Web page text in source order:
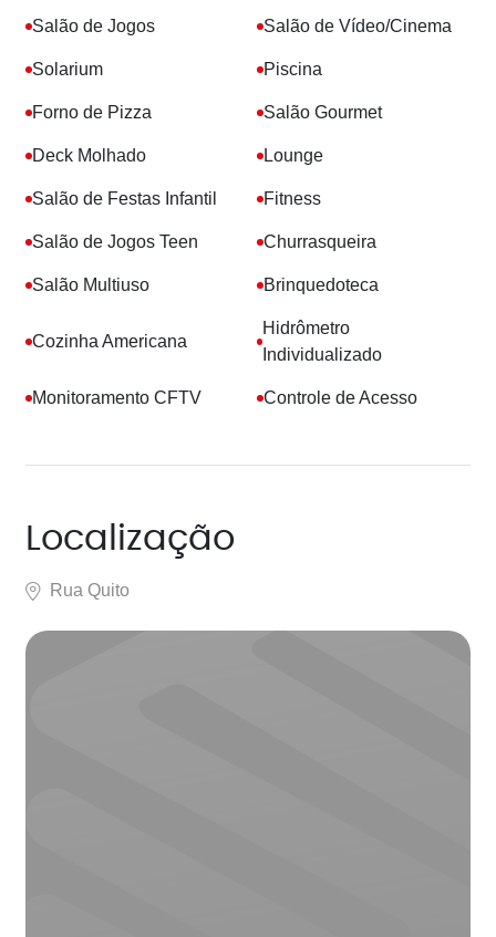
Salão de Jogos Salão de Vídeo/Cinema
Solarium Piscina
Forno de Pizza Salão Gourmet
Deck Molhado Lounge
Salão de Festas Infantil Fitness
Salão de Jogos Teen Churrasqueira
Salão Multiuso Brinquedoteca
Cozinha Americana
Hidrômetro
Individualizado
Monitoramento CFTV Controle de Acesso
Localização
Rua Quito